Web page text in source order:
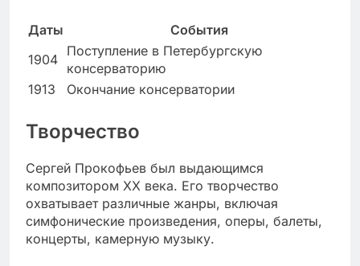
Даты
События
1904
Поступление в Петербургскую
консерваторию
1913
Окончание консерватории
Творчество
Сергей Прокофьев был выдающимся
композитором XX века. Его творчество
охватывает различные жанры, включая
симфонические произведения, оперы, балеты,
концерты, камерную музыку.